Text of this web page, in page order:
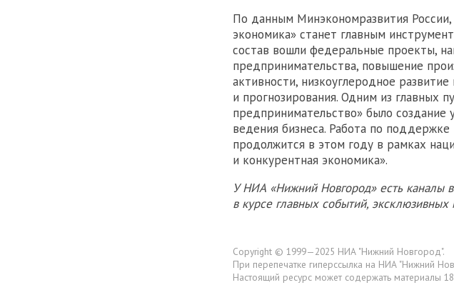
По данным Минэкономразвития
экономика» станет главным
состав вошли федеральные проекты,
предпринимательства, повышение
активности, низкоуглеродное
и прогнозирования. Одним из главных
предпринимательство» было создание
ведения бизнеса. Работа по
продолжится в этом году в рамках
и конкурентная экономика».
У НИА «Нижний Новгород» есть каналы в
в курсе главных событий,
Copyright © 1999—2025 НИА "Нижний Новгород".
При перепечатке гиперссылка на НИА "Нижний
Настоящий ресурс может содержать материалы